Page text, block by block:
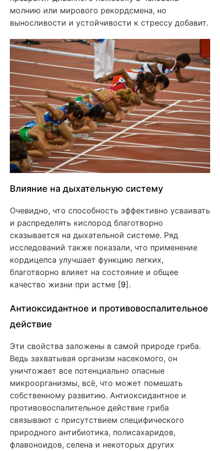
молнию или мирового рекордсмена, но
выносливости и устойчивости к стрессу добавит.
Влияние на дыхательную систему
Очевидно, что способность эффективно усваивать
и распределять кислород благотворно
сказывается на дыхательной системе. Ряд
исследований также показали, что применение
кордицепса улучшает функцию легких,
благотворно влияет на состояние и общее
качество жизни при астме [9].
Антиоксидантное и противовоспалительное
действие
Эти свойства заложены в самой природе гриба.
Ведь захватывая организм насекомого, он
уничтожает все потенциально опасные
микроорганизмы, всё, что может помешать
собственному развитию. Антиоксидантное и
противовоспалительное действие гриба
связывают с присутствием специфического
природного антибиотика, полисахаридов,
флавоноидов, селена и некоторых других